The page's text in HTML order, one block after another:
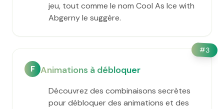
jeu, tout comme le nom Cool As Ice with
Abgerny le suggère.
#3
F Animations à débloquer
Découvrez des combinaisons secrètes
pour débloquer des animations et des